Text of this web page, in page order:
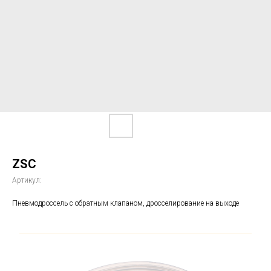
ZSC
Артикул:
Пневмодроссель с обратным клапаном, дросселирование на выходе